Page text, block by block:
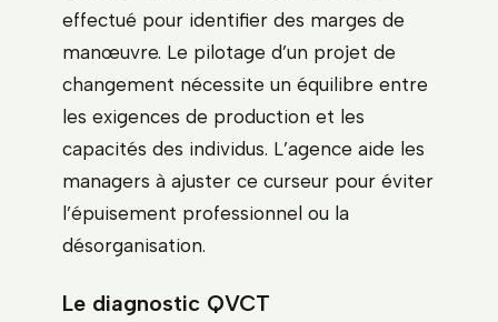
effectué pour identifier des marges de
manœuvre. Le pilotage d’un projet de
changement nécessite un équilibre entre
les exigences de production et les
capacités des individus. L’agence aide les
managers à ajuster ce curseur pour éviter
l’épuisement professionnel ou la
désorganisation.
Le diagnostic QVCT